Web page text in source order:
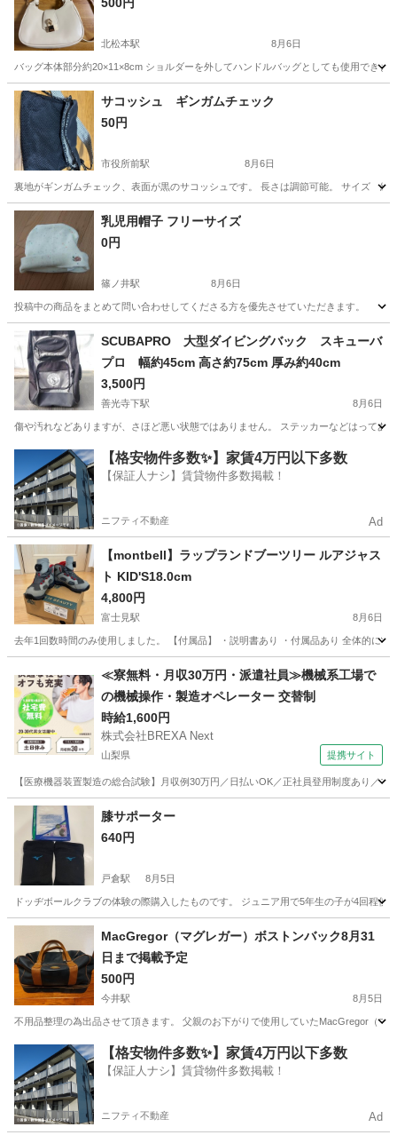
北松本駅 8月6日
バッグ本体部分約20×11×8cm ショルダーを外してハンドルバッグとしても使用できま
長野 松本市 バッグ ホワイト
サコッシュ ギンガムチェック
50円
市役所前駅 8月6日
裏地がギンガムチェック、表面が黒のサコッシュです。 長さは調節可能。 サイズ 縦
長野 長野市 市役所前駅 バッグ
乳児用帽子 フリーサイズ
0円
篠ノ井駅 8月6日
投稿中の商品をまとめて問い合わせしてくださる方を優先させていただきます。
長野 長野市 バッグ 商品
SCUBAPRO 大型ダイビングバック スキューバ
プロ 幅約45cm 高さ約75cm 厚み約40cm
3,500円
善光寺下駅 8月6日
傷や汚れなどありますが、さほど悪い状態ではありません。 ステッカーなどはって
長野市 善光寺下駅 バッグ SCUBAPRO
【格安物件多数✨】家賃4万円以下多数
【保証人ナシ】賃貸物件多数掲載！
ニフティ不動産 Ad
【montbell】ラップランドブーツリー ルアジャス
ト KID'S18.0cm
4,800円
富士見駅 8月6日
去年1回数時間のみ使用しました。 【付属品】 ・説明書あり ・付属品あり 全体的に
富士見駅 靴
≪寮無料・月収30万円・派遣社員≫機械系工場で
の機械操作・製造オペレーター 交替制
時給1,600円
株式会社BREXA Next
山梨県 提携サイト
【医療機器装置製造の総合試験】月収例30万円／日払いOK／正社員登用制度あり
山梨 その他
膝サポーター
640円
戸倉駅 8月5日
ドッヂボールクラブの体験の際購入したものです。 ジュニア用で5年生の子が4回程
長野 千曲市 バッグ クラブ
MacGregor（マグレガー）ボストンバック8月31
日まで掲載予定
500円
今井駅 8月5日
不用品整理の為出品させて頂きます。 父親のお下がりで使用していたMacGregor（
長野市 今井駅 バッグ
【格安物件多数✨】家賃4万円以下多数
【保証人ナシ】賃貸物件多数掲載！
ニフティ不動産 Ad